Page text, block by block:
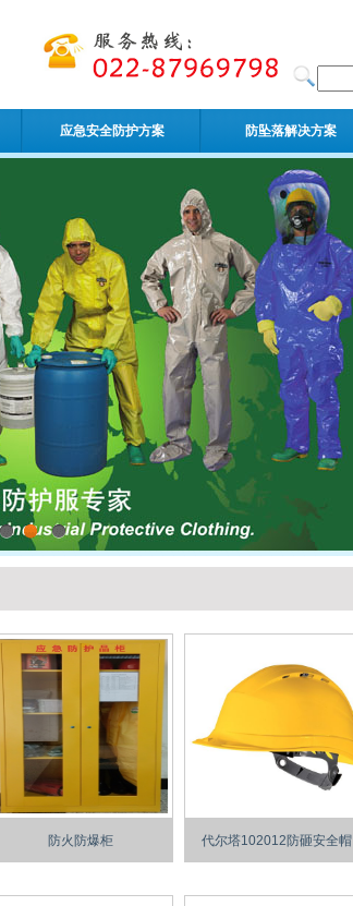
应急安全防护方案 防坠落解决方案
2
防火防爆柜 代尔塔102012防砸安全帽